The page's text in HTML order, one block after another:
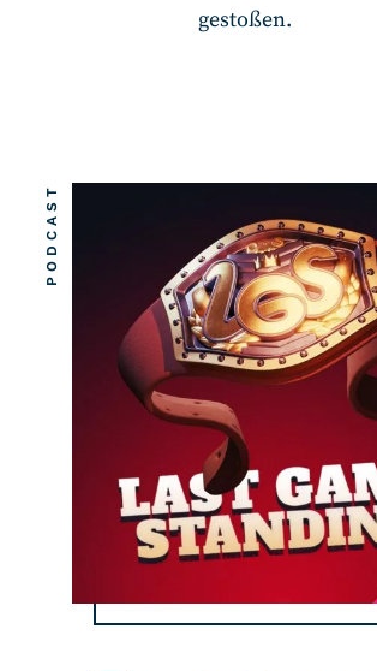
gestoßen.
PODCAST